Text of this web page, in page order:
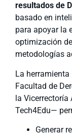
resultados de
basado en
para apoyar la
optimización
metodologías
La
Facultad de
la Vicerrectoría
Tech4Edu—
Generar